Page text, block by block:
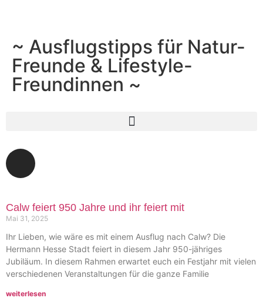
~ Ausflugstipps für Natur-
Freunde & Lifestyle-
Freundinnen ~
Calw feiert 950 Jahre und ihr feiert mit
Mai 31, 2025
Ihr Lieben, wie wäre es mit einem Ausflug nach Calw? Die
Hermann Hesse Stadt feiert in diesem Jahr 950-jähriges
Jubiläum. In diesem Rahmen erwartet euch ein Festjahr mit vielen
verschiedenen Veranstaltungen für die ganze Familie
weiterlesen